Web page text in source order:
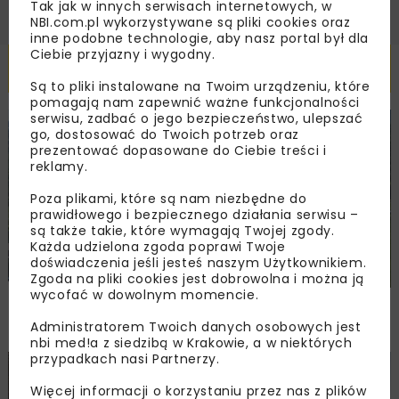
Powiązane artykuły
DROGI MOSTY INWESTYCJE WIADOMOŚCI
Dziesięciu chętnych na węzeł w Jaworniku.
Ceny od 76,6 mln zł
WIADOMOŚCI
Tak jak w innych serwisach internetowych, w
NBI.com.pl wykorzystywane są pliki cookies oraz
inne podobne technologie, aby nasz portal był dla
Ciebie przyjazny i wygodny.
Są to pliki instalowane na Twoim urządzeniu, które
pomagają nam zapewnić ważne funkcjonalności
serwisu, zadbać o jego bezpieczeństwo, ulepszać
go, dostosować do Twoich potrzeb oraz
prezentować dopasowane do Ciebie treści i
reklamy.
Poza plikami, które są nam niezbędne do
prawidłowego i bezpiecznego działania serwisu –
są także takie, które wymagają Twojej zgody.
Każda udzielona zgoda poprawi Twoje
doświadczenia jeśli jesteś naszym Użytkownikiem.
Zgoda na pliki cookies jest dobrowolna i można ją
wycofać w dowolnym momencie.
Administratorem Twoich danych osobowych jest
nbi med!a z siedzibą w Krakowie, a w niektórych
przypadkach nasi Partnerzy.
Więcej informacji o korzystaniu przez nas z plików